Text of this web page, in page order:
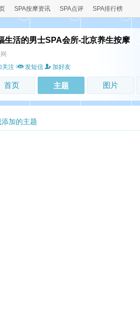
SPA按摩资讯 SPA点评 SPA排行榜
生活的男士SPA会所-北京养生按摩
关注
发短信 加好友
首页 主题 图片
添加的主题